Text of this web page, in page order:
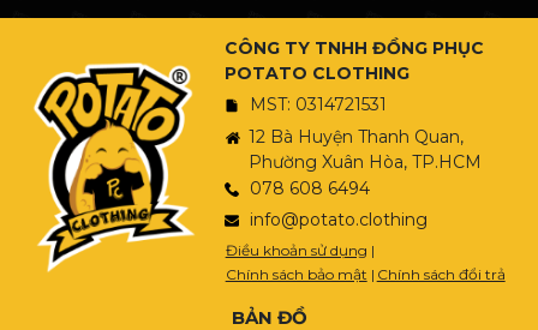
CÔNG TY TNHH ĐỒNG PHỤC
POTATO CLOTHING
MST: 0314721531
12 Bà Huyện Thanh Quan,
Phường Xuân Hòa, TP.HCM
078 608 6494
info@potato.clothing
Điều khoản sử dụng |
Chính sách bảo mật | Chính sách đổi trả
BẢN ĐỒ